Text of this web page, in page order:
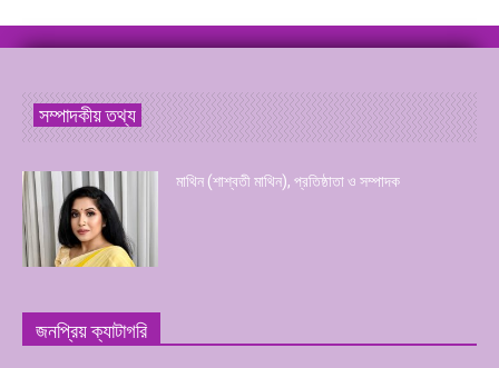
সম্পাদকীয় তথ্য
মাথিন (শাশ্বতী মাথিন), প্রতিষ্ঠাতা ও সম্পাদক
জনপ্রিয় ক্যাটাগরি